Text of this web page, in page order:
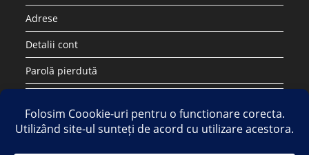
Adrese
Detalii cont
Parolă pierdută